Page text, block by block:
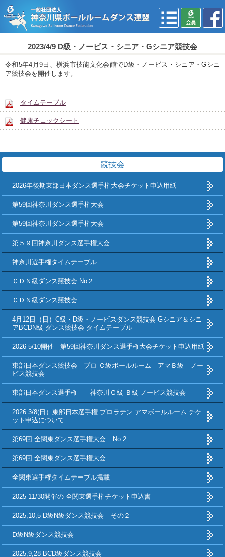
2023/4/9 D級・ノービス・シニア・Gシニア競技会
令和5年4月9日、横浜市技能文化会館でD級・ノービス・シニア・Gシニ
ア競技会を開催します。
タイムテーブル
健康チェックシート
競技会
2026年後期東部日本ダンス選手権大会チケット申込用紙
第59回神奈川ダンス選手権大会
第59回神奈川ダンス選手権大会
第５９回神奈川ダンス選手権大会
神奈川選手権タイムテーブル
ＣＤＮ級ダンス競技会 No２
ＣＤＮ級ダンス競技会
4月12日（日）C級・D級・ノービスダンス競技会 Gシニア＆シニ
アBCDN級 ダンス競技会 タイムテーブル
2026 5/10開催 第59回神奈川ダンス選手権大会チケット申込用紙
東部日本ダンス競技会 プロ Ｃ級ボールルーム アマＢ級 ノー
ビス競技会
東部日本ダンス選手権 神奈川Ｃ級 Ｂ級 ノービス競技会
2026 3/8(日）東部日本選手権 プロラテン アマボールルーム チケ
ット申込について
第69回 全関東ダンス選手権大会 No.2
第69回 全関東ダンス選手権大会
全関東選手権タイムテーブル掲載
2025 11/30開催の 全関東選手権チケット申込書
2025,10,5 D級N級ダンス競技会 その２
Ⅾ級N級ダンス競技会
2025,9,28 BCD級ダンス競技会